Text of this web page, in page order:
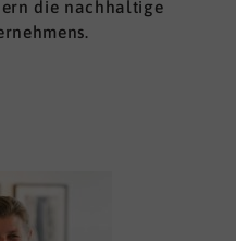
die nachhaltige